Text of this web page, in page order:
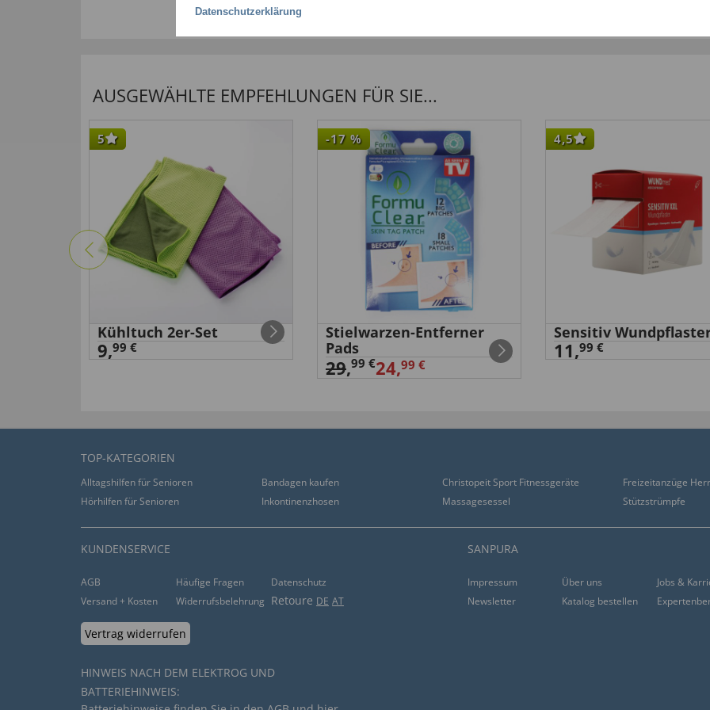
AUSGEWÄHLTE EMPFEHLUNGEN FÜR SIE...
5
Kühltuch 2er-Set
9,99 €
-17 %
Stielwarzen-Entferner
Pads
29,99 €24,99 €
4,5
Sensitiv
11,99 €
TOP-KATEGORIEN
Alltagshilfen für Senioren Bandagen kaufen Christopeit Sport Fitnessgeräte Freizeitanzüge
Hörhilfen für Senioren
Inkontinenzhosen Massagesessel Stützstrümpfe
KUNDENSERVICE
AGB Häufige Fragen
Datenschutz
Versand + Kosten
Widerrufsbelehrung Retoure DE AT
Vertrag widerrufen
HINWEIS NACH DEM ELEKTROG UND
BATTERIEHINWEIS:
SANPURA
Impressum Über uns
Jobs &
Newsletter
Katalog bestellen
Datenschutzerklärung